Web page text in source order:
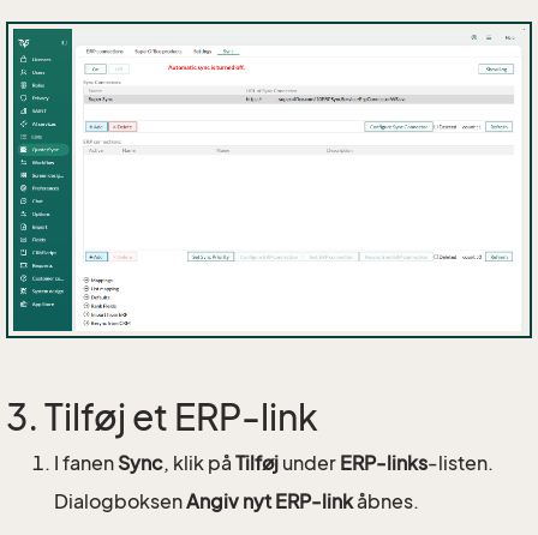
3. Tilføj et ERP-link
I fanen Sync, klik på Tilføj under ERP-links-listen.
DialogboksenAngiv nyt ERP-linkåbnes.